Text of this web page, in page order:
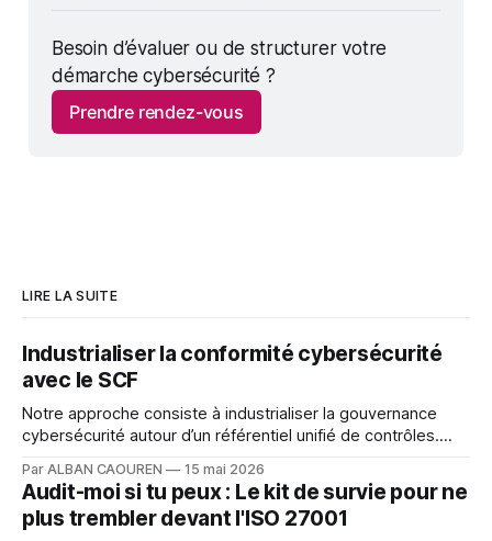
Besoin d’évaluer ou de structurer votre
démarche cybersécurité ?
Prendre rendez-vous
LIRE LA SUITE
Industrialiser la conformité cybersécurité
avec le SCF
Notre approche consiste à industrialiser la gouvernance
cybersécurité autour d’un référentiel unifié de contrôles.
Framework (SCF)
Par ALBAN CAOUREN 15 mai 2026
Audit-moi si tu peux : Le kit de survie pour ne
plus trembler devant l'ISO 27001